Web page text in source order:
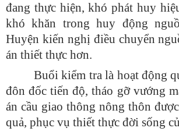
đang thực hiện, khó phát huy
khó khăn trong huy động
Huyện kiến nghị điều chuyển
án thiết thực hơn.
Buổi kiểm tra là hoạt động
đôn đốc tiến độ, tháo gỡ vướng
án cầu giao thông nông thôn
quả, phục vụ thiết thực đời sống